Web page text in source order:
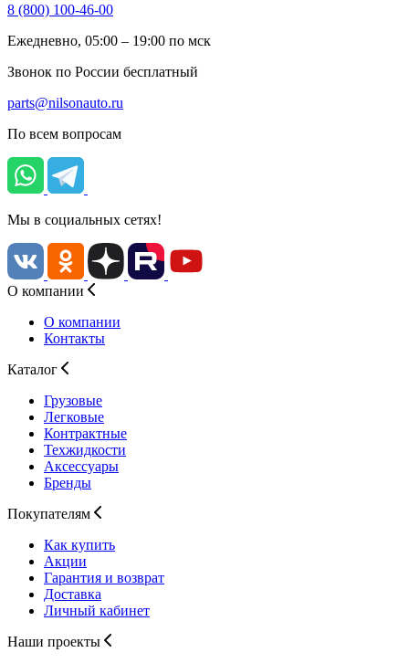
8 (800) 100-46-00
Ежедневно, 05:00 – 19:00 по мск
Звонок по России бесплатный
parts@nilsonauto.ru
По всем вопросам
Мы в социальных сетях!
О компании
О компании
Контакты
Каталог
Грузовые
Легковые
Контрактные
Техжидкости
Аксессуары
Бренды
Покупателям
Как купить
Акции
Гарантия и возврат
Доставка
Личный кабинет
Наши проекты